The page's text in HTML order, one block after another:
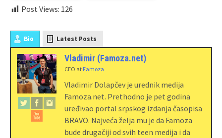
Post Views: 126
Bio Latest Posts
Vladimir (Famoza.net)
CEO at Famoza
Vladimir Dolapčev je urednik medija
Famoza.net. Prethodno je pet godina
uređivao portal srpskog izdanja časopisa
BRAVO. Najveća želja mu je da Famoza
bude drugačiji od svih teen medija i da